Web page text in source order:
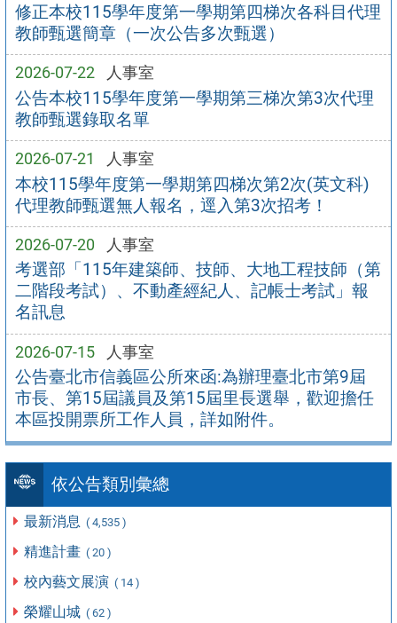
修正本校115學年度第一學期第四梯次各科目代理
教師甄選簡章（一次公告多次甄選）
2026-07-22 人事室
公告本校115學年度第一學期第三梯次第3次代理
教師甄選錄取名單
2026-07-21 人事室
本校115學年度第一學期第四梯次第2次(英文科)
代理教師甄選無人報名，逕入第3次招考！
2026-07-20 人事室
考選部「115年建築師、技師、大地工程技師（第
二階段考試）、不動產經紀人、記帳士考試」報
名訊息
2026-07-15 人事室
公告臺北市信義區公所來函:為辦理臺北市第9屆
市長、第15屆議員及第15屆里長選舉，歡迎擔任
本區投開票所工作人員，詳如附件。
依公告類別彙總
最新消息 ( 4,535 )
精進計畫 ( 20 )
校內藝文展演 ( 14 )
榮耀山城 ( 62 )